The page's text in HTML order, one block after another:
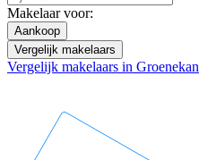
Makelaar voor:
Aankoop
Vergelijk makelaars
Vergelijk makelaars in Groenekan